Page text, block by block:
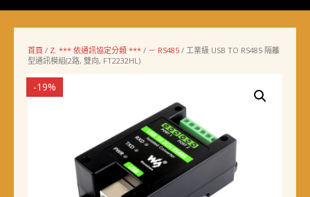
首頁 / Z. *** 依通訊協定分類 *** / － RS485 / 工業級 USB TO RS485 隔離
型通訊模組(2路, 雙向, FT2232HL)
-19%